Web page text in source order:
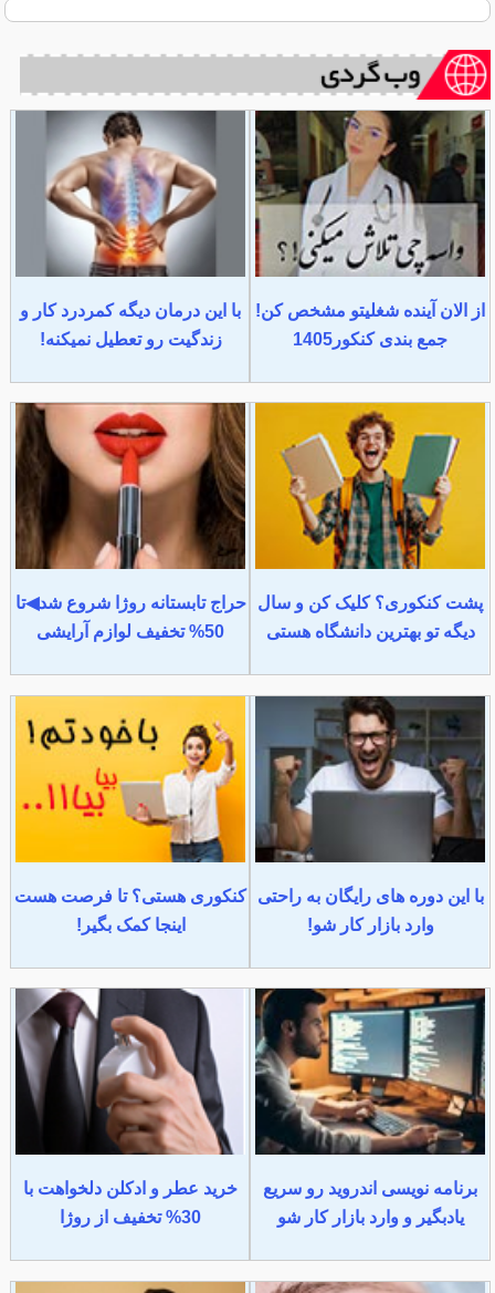
از الان آینده شغلیتو مشخص کن!
جمع بندی کنکور1405
با این درمان دیگه کمردرد کار و
زندگیت رو تعطیل نمیکنه!
پشت کنکوری؟ کلیک کن و سال
دیگه تو بهترین دانشگاه هستی
حراج تابستانه روژا شروع شد◀تا
50% تخفیف لوازم آرایشی
با این دوره های رایگان به راحتی
وارد بازار کار شو!
کنکوری هستی؟ تا فرصت هست
اینجا کمک بگیر!
برنامه نویسی اندروید رو سریع
یادبگیر و وارد بازار کار شو
خرید عطر و ادکلن دلخواهت با
30% تخفیف از روژا